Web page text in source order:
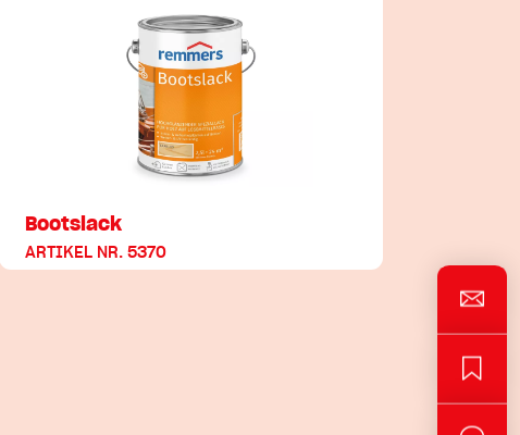
Bootslack
ARTIKEL NR. 5370